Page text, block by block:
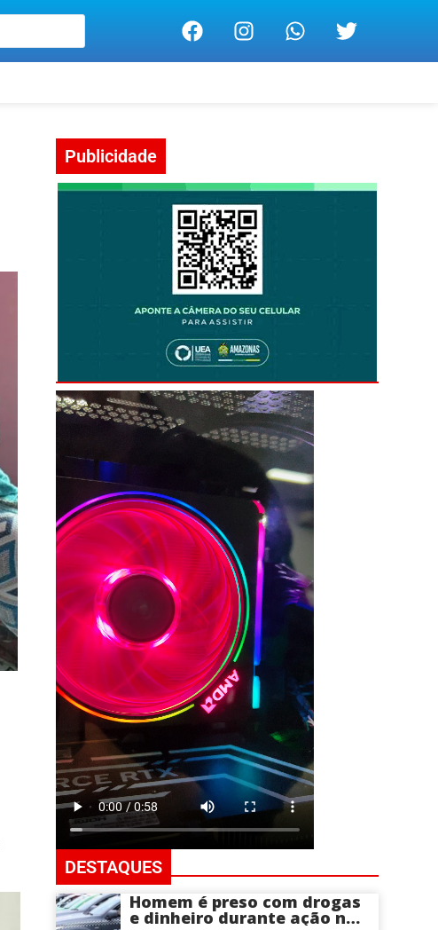
Publicidade
DESTAQUES
Homem é preso com drogas
e dinheiro durante ação na